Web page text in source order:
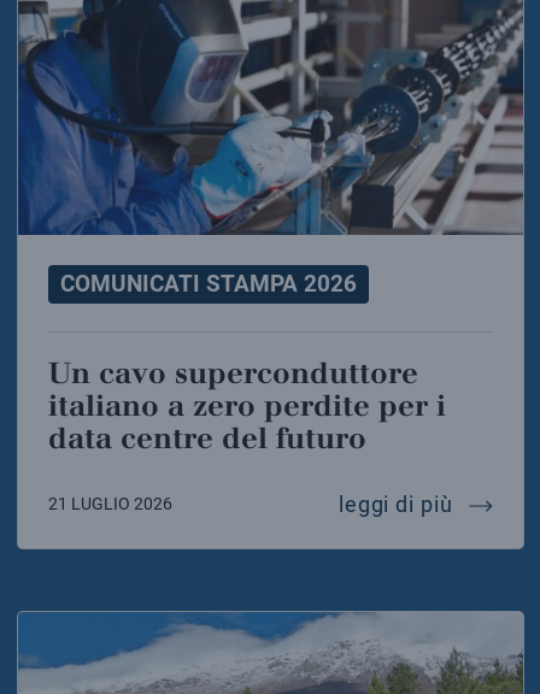
COMUNICATI STAMPA 2026
Un cavo superconduttore
italiano a zero perdite per i
data centre del futuro
21 LUGLIO 2026 leggi di più un